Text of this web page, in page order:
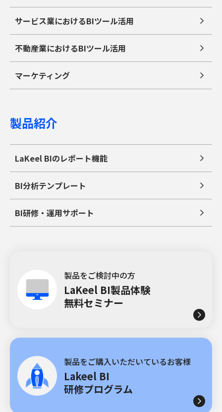
サービス業におけるBIツール活用
不動産業におけるBIツール活用
マーケティング
製品紹介
LaKeel BIのレポート機能
BI分析テンプレート
BI研修・運用サポート
製品をご検討中の方
LaKeel BI製品体験
無料セミナー
製品をご購入いただいているお客様
Lakeel BI
研修プログラム